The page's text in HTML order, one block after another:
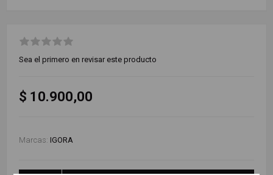
Sea el primero en revisar este producto
$ 10.900,00
Marcas: IGORA